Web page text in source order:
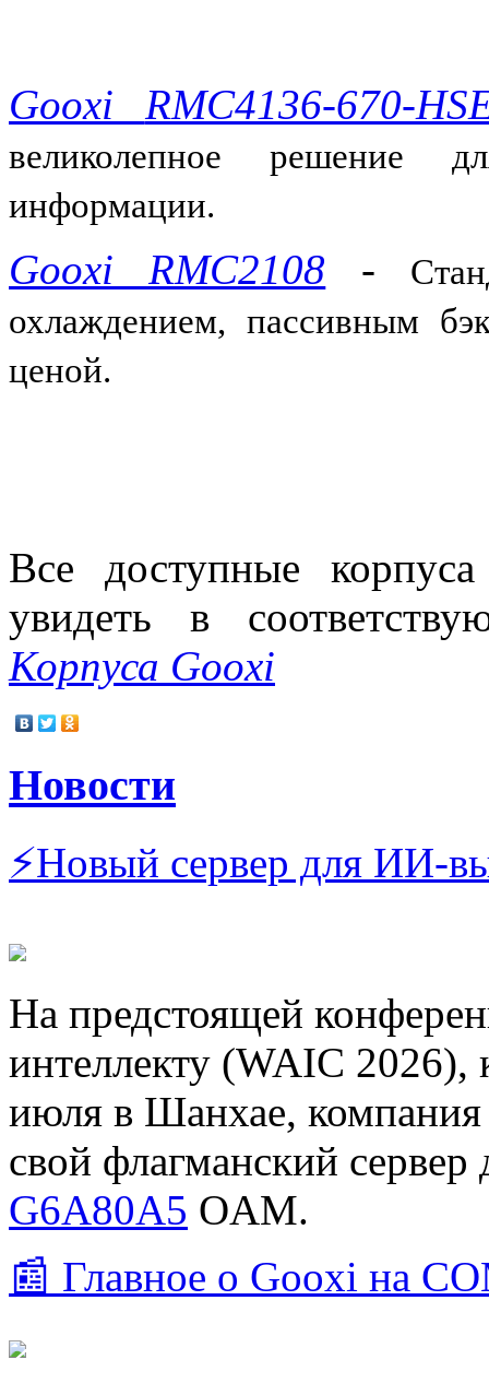
Gooxi RMC4136-670-
великолепное решение
информации.
Gooxi RMC2108 -
охлаждением, пассивным
ценой.
Все доступные
увидеть в
Корпуса Gooxi
Новости
⚡Новый сервер для ИИ-
На предстоящей
интеллекту (WAIC 2026),
июля в Шанхае, компания
свой флагманский
G6A80A5 OAM.
📰 Главное о Gooxi на